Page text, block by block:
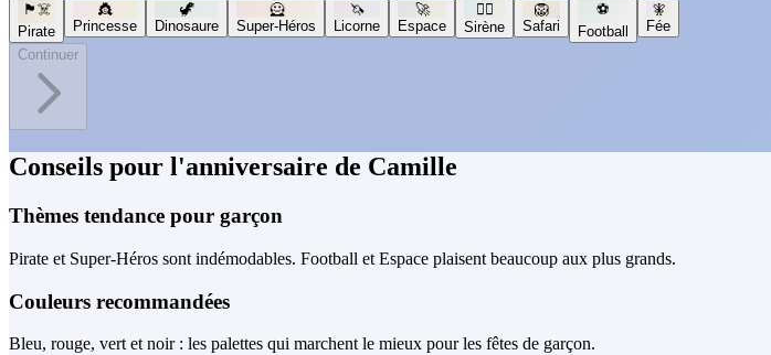
🏴‍☠️
Pirate
👸
Princesse
🦖
Dinosaure
🦸
Super-Héros
🦄
Licorne
🚀
Espace
🧜‍♀️
Sirène
🦁
Safari
⚽
Football
🧚
Fée
Continuer
Conseils pour l'anniversaire de Camille
Thèmes tendance pour garçon
Pirate et Super-Héros sont indémodables. Football et Espace plaisent beaucoup aux plus grands.
Couleurs recommandées
Bleu, rouge, vert et noir : les palettes qui marchent le mieux pour les fêtes de garçon.